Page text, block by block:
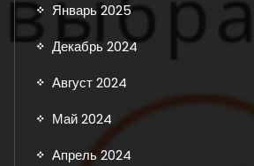
Январь 2025
Декабрь 2024
Август 2024
Май 2024
Апрель 2024